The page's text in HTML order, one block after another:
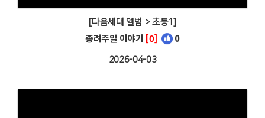
[다음세대 앨범 > 초등1]
종려주일 이야기 [0] 0
2026-04-03